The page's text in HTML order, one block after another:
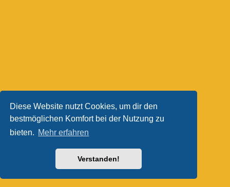
Diese Website nutzt Cookies, um dir den
bestmöglichen Komfort bei der Nutzung zu
bieten. Mehr erfahren
Verstanden!